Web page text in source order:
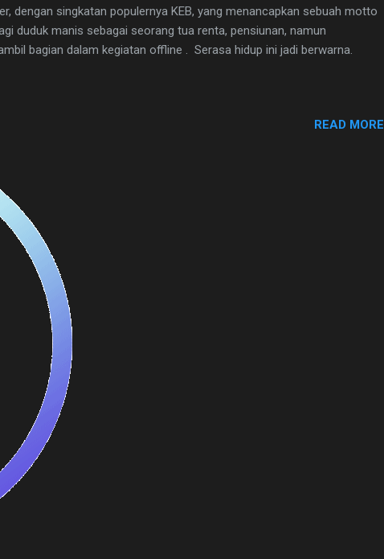
dengan singkatan populernya KEB, yang menancapkan sebuah motto
duduk manis sebagai seorang tua renta, pensiunan, namun
bagian dalam kegiatan offline . Serasa hidup ini jadi berwarna.
READ MORE